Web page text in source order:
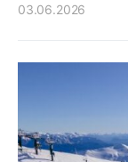
03.06.2026